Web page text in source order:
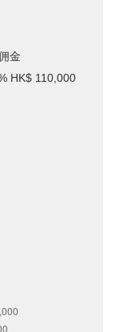
金
HK$ 110,000